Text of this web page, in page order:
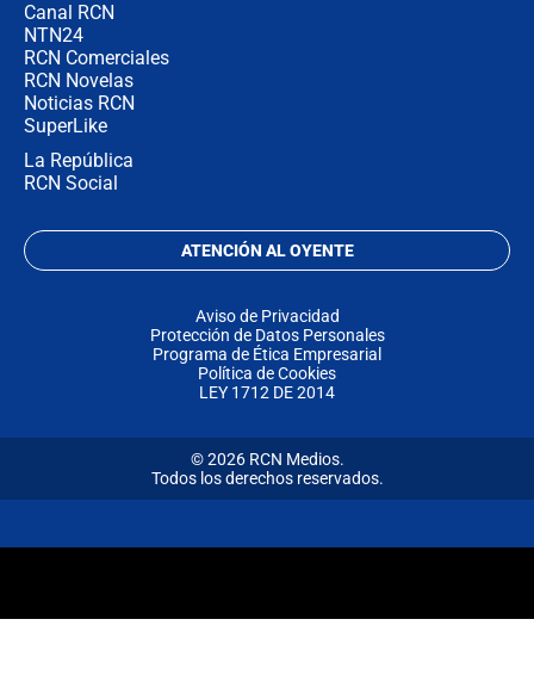
Canal RCN
NTN24
RCN Comerciales
RCN Novelas
Noticias RCN
SuperLike
La República
RCN Social
ATENCIÓN AL OYENTE
Aviso de Privacidad
Protección de Datos Personales
Programa de Ética Empresarial
Política de Cookies
LEY 1712 DE 2014
© 2026 RCN Medios.
Todos los derechos reservados.